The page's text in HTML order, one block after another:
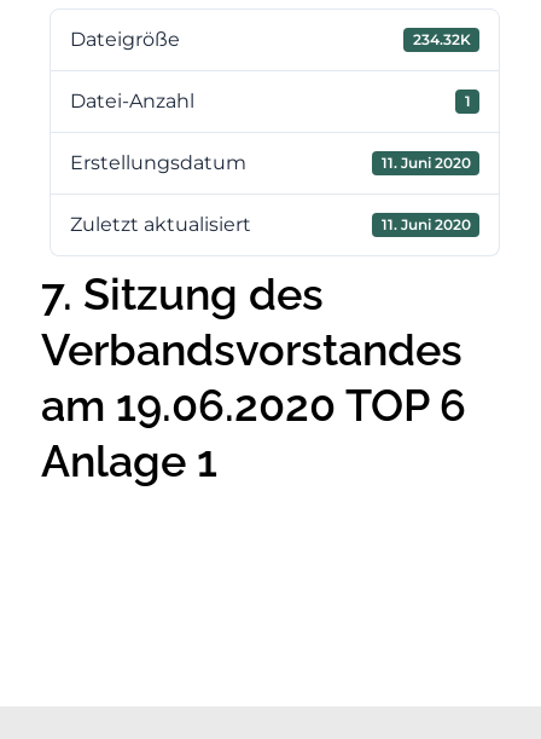
Dateigröße 234.32K
Datei-Anzahl 1
Erstellungsdatum 11. Juni 2020
Zuletzt aktualisiert 11. Juni 2020
7. Sitzung des
Verbandsvorstandes
am 19.06.2020 TOP 6
Anlage 1